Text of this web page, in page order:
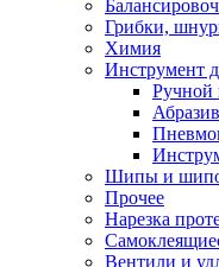
Грибки,
Химия
Инструмент
Ручной
Шипы и
Прочее
Нарезка
Вентили и